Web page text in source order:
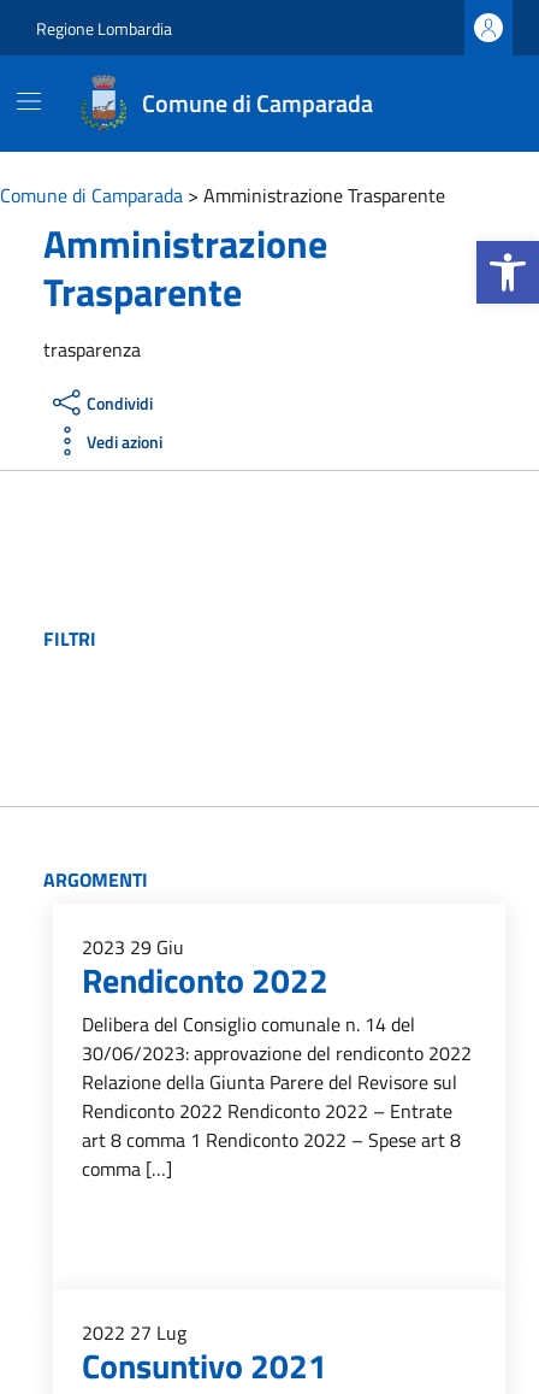
Apri la
Regione Lombardia
Comune di Camparada
Comune di Camparada > Amministrazione Trasparente
Amministrazione
Trasparente
trasparenza
Condividi
Vedi azioni
FILTRI
ARGOMENTI
2023 29 Giu
Rendiconto 2022
Delibera del Consiglio comunale n. 14 del
30/06/2023: approvazione del rendiconto 2022
Relazione della Giunta Parere del Revisore sul
Rendiconto 2022 Rendiconto 2022 – Entrate
art 8 comma 1 Rendiconto 2022 – Spese art 8
comma […]
2022 27 Lug
Consuntivo 2021